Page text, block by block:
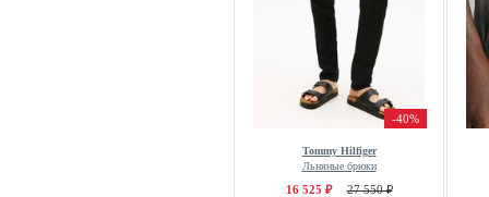
-40%
Tommy Hilfiger
Льняные брюки
16 525 ₽ 27 550 ₽